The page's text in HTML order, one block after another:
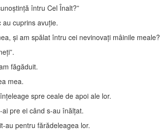
întru Cel Înalt?”
cuprins avuţie.
şi am spălat întru cei nevinovaţi mâinile meale?
făgăduit.
mea.
spre ceale de apoi ale lor.
pre ei când s-au înălţat.
au pentru fărădeleagea lor.